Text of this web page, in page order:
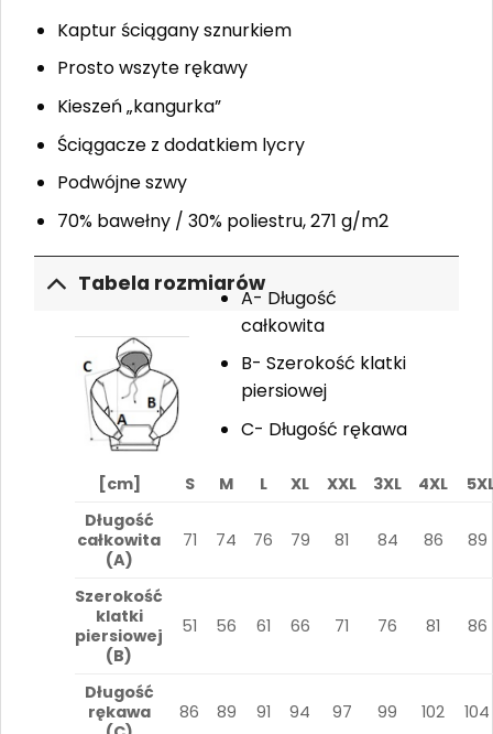
Kaptur ściągany sznurkiem
Prosto wszyte rękawy
Kieszeń „kangurka”
Ściągacze z dodatkiem lycry
Podwójne szwy
70% bawełny / 30% poliestru, 271 g/m2
Tabela rozmiarów
A- Długość
całkowita
B- Szerokość klatki
piersiowej
C- Długość rękawa
[cm] S M L XL XXL 3XL 4XL
Długość
całkowita
(A)
71 74 76 79 81 84 86 89
Szerokość
klatki
piersiowej
(B)
51 56 61 66 71 76 81 86
Długość
rękawa
86 89 91 94 97 99 102 104